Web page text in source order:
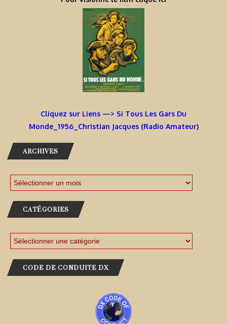
Cliquez sur Liens —> Si Tous Les Gars Du
Monde_1956_Christian Jacques (Radio Amateur)
ARCHIVES
CATÉGORIES
CODE DE CONDUITE DX